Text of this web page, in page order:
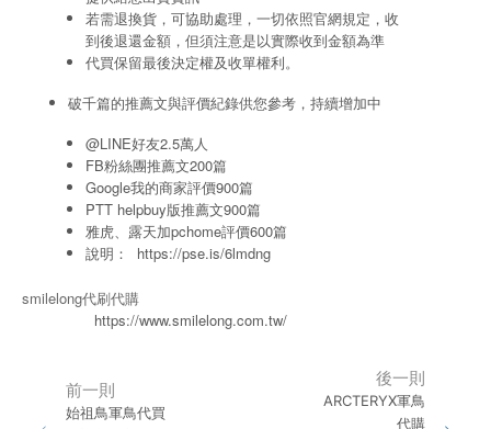
若需退換貨，可協助處理，一切依照官網規定，收
到後退還金額，但須注意是以實際收到金額為準
代買保留最後決定權及收單權利。
破千篇的推薦文與評價紀錄供您參考，持續增加中
@LINE好友2.5萬人
FB粉絲團推薦文200篇
Google我的商家評價900篇
PTT helpbuy版推薦文900篇
雅虎、露天加pchome評價600篇
說明： https://pse.is/6lmdng
smilelong代刷代購
https://www.smilelong.com.tw/
前一則
始祖鳥軍鳥代買
後一則
ARCTERYX軍鳥
代購